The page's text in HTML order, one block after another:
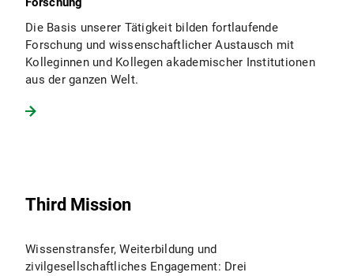
Die Basis unserer Tätigkeit bilden fortlaufende
Forschung und wissenschaftlicher Austausch mit
Kolleginnen und Kollegen akademischer Institutionen
aus der ganzen Welt.
Third Mission
Wissenstransfer, Weiterbildung und
zivilgesellschaftliches Engagement: Drei